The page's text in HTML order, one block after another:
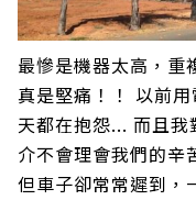
最慘是機器太高，重
真是堅痛！！ 以前
天都在抱怨... 而且
介不會理會我們的辛
但車子卻常常遲到，